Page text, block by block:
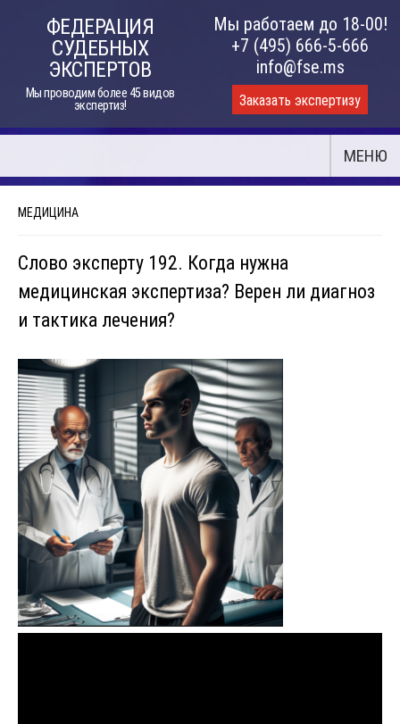
ФЕДЕРАЦИЯ
СУДЕБНЫХ
ЭКСПЕРТОВ
Мы проводим более 45 видов
экспертиз!
Мы работаем до 18-00!
+7 (495) 666-5-666
info@fse.ms
Заказать экспертизу
МЕНЮ
МЕДИЦИНА
Слово эксперту 192. Когда нужна
медицинская экспертиза? Верен ли диагноз
и тактика лечения?